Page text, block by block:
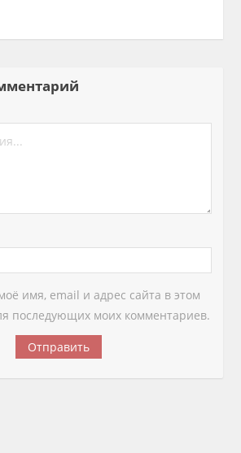
имя, email и адрес сайта в этом
последующих моих комментариев.